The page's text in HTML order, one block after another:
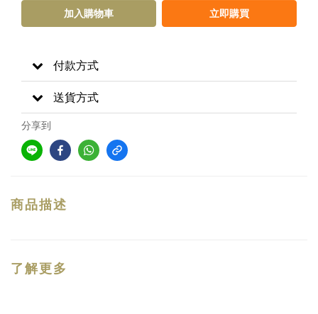
加入購物車 立即購買
付款方式
送貨方式
分享到
商品描述
了解更多